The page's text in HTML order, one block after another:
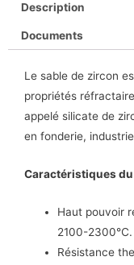
Description
Documents
Le sable de zircon
propriétés
appelé silicate de
en fonderie,
Caractéristiques
Haut pouvoir
2100-2300℃.
Résistance